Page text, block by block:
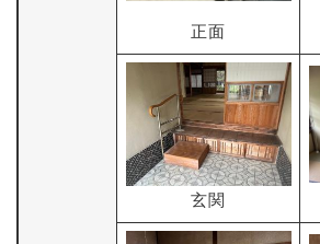
正面
玄関